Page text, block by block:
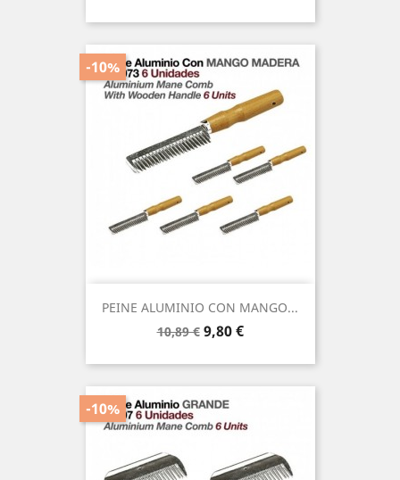
PEINE ALUMINIO CON MANGO...
Precio
10,89 €
-10%
Precio
9,80 €
-10%